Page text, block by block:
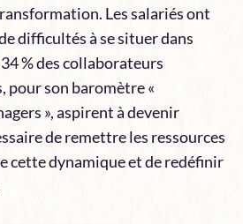
Les salariés ont
difficultés à se situer dans
% des collaborateurs
pour son baromètre «
», aspirent à devenir
de remettre les ressources
cette dynamique et de redéfinir